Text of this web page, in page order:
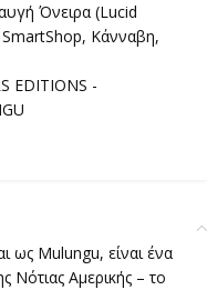
Όνειρα (Lucid
, Κάνναβη,
EDITIONS -
ως Mulungu, είναι ένα
Νότιας Αμερικής – το